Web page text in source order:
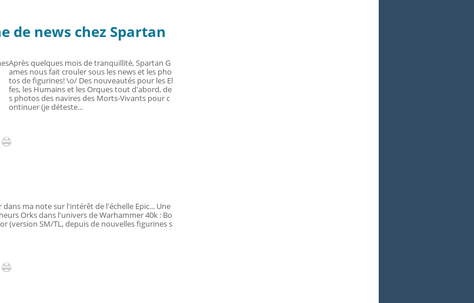
de news chez Spartan
Après quelques mois de tranquillité, Spartan G
ames nous fait crouler sous les news et les pho
tos de figurines! \o/ Des nouveautés pour les El
fes, les Humains et les Orques tout d'abord, de
s photos des navires des Morts-Vivants pour c
ontinuer (je déteste...
ma note sur l'intérêt de l'échelle Epic... Une
Orks dans l'univers de Warhammer 40k : Bo
(version SM/TL, depuis de nouvelles figurines s